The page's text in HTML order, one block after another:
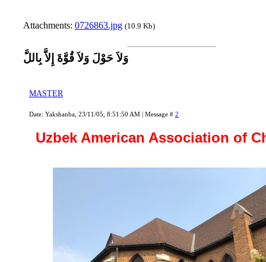
Attachments: 0726863.jpg (10.9 Kb)
وَلاَ حَوْلَ وَلاَ قُوَّةَ إِلاَّ بِاللَّ
MASTER
Date: Yakshanba, 23/11/05, 8:51:50 AM | Message # 2
Uzbek American Association of